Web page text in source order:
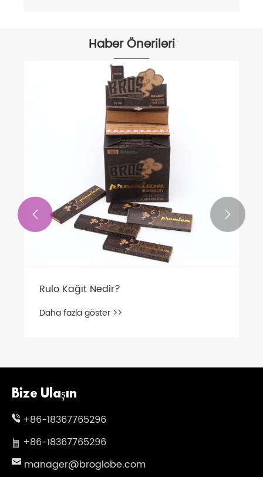
Haber Önerileri
Rulo Kağıt Nedir?
Daha fazla göster >>
 
Bize Ulaşın
+86-18367765296
+86-18367765296
manager@broglobe.com